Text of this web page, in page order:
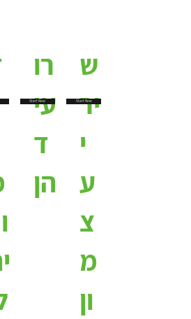
רו
עי
ד
הן
Start Now
ש
יר
י
ע
צ
מ
ון
Start Now